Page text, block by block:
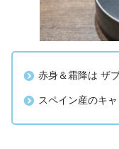
赤身＆霜降は ザ
スペイン産のキ